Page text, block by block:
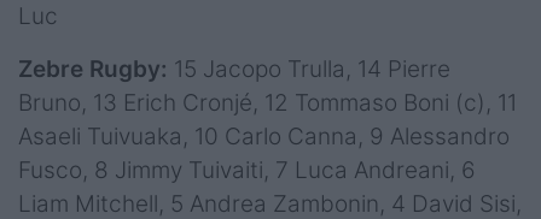
Luc
Zebre Rugby: 15 Jacopo Trulla, 14 Pierre
Bruno, 13 Erich Cronjé, 12 Tommaso Boni (c), 11
Asaeli Tuivuaka, 10 Carlo Canna, 9 Alessandro
Fusco, 8 Jimmy Tuivaiti, 7 Luca Andreani, 6
Liam Mitchell, 5 Andrea Zambonin, 4 David Sisi,